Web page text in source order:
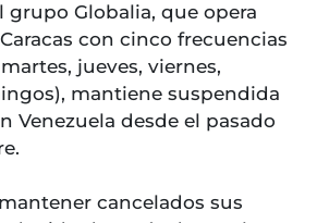
grupo Globalia, que opera
con cinco frecuencias
jueves, viernes,
mantiene suspendida
Venezuela desde el pasado
cancelados sus